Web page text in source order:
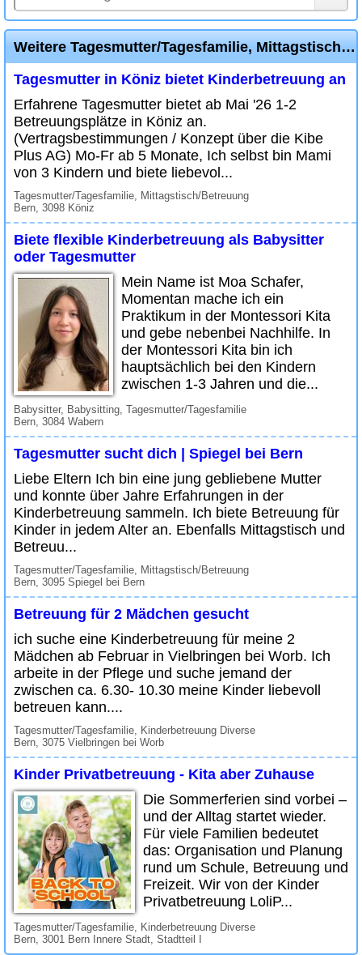
Weitere Tagesmutter/Tagesfamilie, Mittagstisch/Betreuung Inserate
Tagesmutter in Köniz bietet Kinderbetreuung an
Erfahrene Tagesmutter bietet ab Mai '26 1-2
Betreuungsplätze in Köniz an.
(Vertragsbestimmungen / Konzept über die Kibe
Plus AG) Mo-Fr ab 5 Monate, Ich selbst bin Mami
von 3 Kindern und biete liebevol...
Tagesmutter/Tagesfamilie, Mittagstisch/Betreuung
Bern, 3098 Köniz
Biete flexible Kinderbetreuung als Babysitter
oder Tagesmutter
Mein Name ist Moa Schafer,
Momentan mache ich ein
Praktikum in der Montessori Kita
und gebe nebenbei Nachhilfe. In
der Montessori Kita bin ich
hauptsächlich bei den Kindern
zwischen 1-3 Jahren und die...
Babysitter, Babysitting, Tagesmutter/Tagesfamilie
Bern, 3084 Wabern
Tagesmutter sucht dich | Spiegel bei Bern
Liebe Eltern Ich bin eine jung gebliebene Mutter
und konnte über Jahre Erfahrungen in der
Kinderbetreuung sammeln. Ich biete Betreuung für
Kinder in jedem Alter an. Ebenfalls Mittagstisch und
Betreuu...
Tagesmutter/Tagesfamilie, Mittagstisch/Betreuung
Bern, 3095 Spiegel bei Bern
Betreuung für 2 Mädchen gesucht
ich suche eine Kinderbetreuung für meine 2
Mädchen ab Februar in Vielbringen bei Worb. Ich
arbeite in der Pflege und suche jemand der
zwischen ca. 6.30- 10.30 meine Kinder liebevoll
betreuen kann....
Tagesmutter/Tagesfamilie, Kinderbetreuung Diverse
Bern, 3075 Vielbringen bei Worb
Kinder Privatbetreuung - Kita aber Zuhause
Die Sommerferien sind vorbei –
und der Alltag startet wieder.
Für viele Familien bedeutet
das: Organisation und Planung
rund um Schule, Betreuung und
Freizeit. Wir von der Kinder
Privatbetreuung LoliP...
Tagesmutter/Tagesfamilie, Kinderbetreuung Diverse
Bern, 3001 Bern Innere Stadt, Stadtteil I